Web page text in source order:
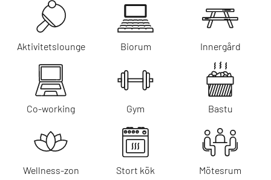
Aktivitetslounge Biorum Innergård
Co-working Gym Bastu
Wellness-zon Stort kök Mötesrum